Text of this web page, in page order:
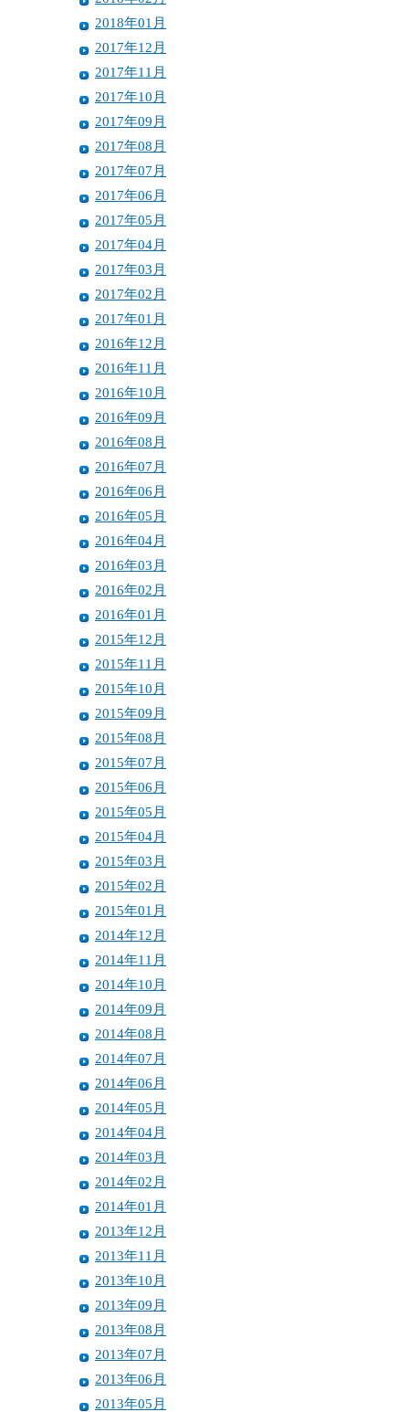
2018年01月
2017年12月
2017年11月
2017年10月
2017年09月
2017年08月
2017年07月
2017年06月
2017年05月
2017年04月
2017年03月
2017年02月
2017年01月
2016年12月
2016年11月
2016年10月
2016年09月
2016年08月
2016年07月
2016年06月
2016年05月
2016年04月
2016年03月
2016年02月
2016年01月
2015年12月
2015年11月
2015年10月
2015年09月
2015年08月
2015年07月
2015年06月
2015年05月
2015年04月
2015年03月
2015年02月
2015年01月
2014年12月
2014年11月
2014年10月
2014年09月
2014年08月
2014年07月
2014年06月
2014年05月
2014年04月
2014年03月
2014年02月
2014年01月
2013年12月
2013年11月
2013年10月
2013年09月
2013年08月
2013年07月
2013年06月
2013年05月